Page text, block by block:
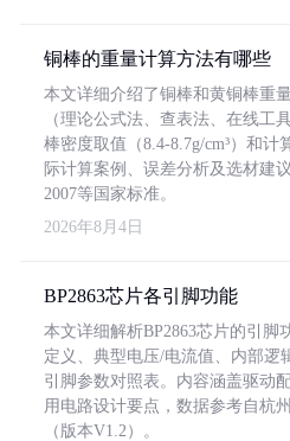
铜棒的重量计算方法有哪些
本文详细介绍了铜棒和黄铜棒重
（理论公式法、查表法、在线工
棒密度取值（8.4-8.7g/cm³）和计
际计算案例、误差分析及选材建
2007等国家标准。
2026年8月4日
BP2863芯片各引脚功能
本文详细解析BP2863芯片的引脚
定义、典型电压/电流值、内部逻
引脚参数对照表。内容涵盖驱动
用电路设计要点，数据参考自杭
（版本V1.2）。